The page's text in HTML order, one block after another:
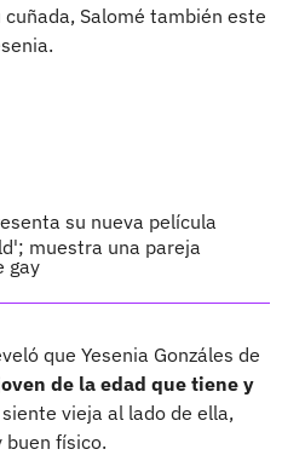
Salomé también este
su nueva película
muestra una pareja
gay
que Yesenia Gonzáles de
de la edad que tiene y
vieja al lado de ella,
buen físico.